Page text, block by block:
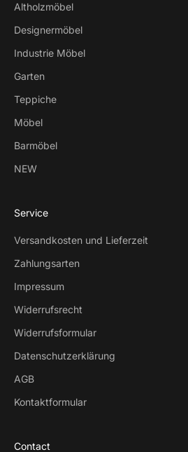
Altholzmöbel
Designermöbel
Industrie Möbel
Garten
Teppiche
Möbel
Barmöbel
NEW
Service
Versandkosten und Lieferzeit
Zahlungsarten
Impressum
Widerrufsrecht
Widerrufsformular
Datenschutzerklärung
AGB
Kontaktformular
Contact